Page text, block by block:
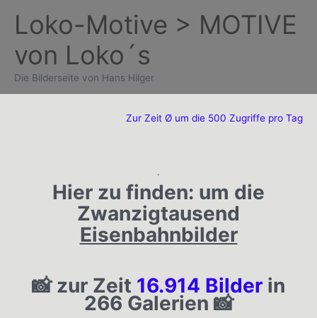
Loko-Motive > MOTIVE
von Loko´s
Die Bilderseite von Hans Hilger
Zur Zeit Ø um die 500 Zugriffe pro Tag
.
Hier zu finden: um die
Zwanzigtausend
Eisenbahnbilder
📸 zur Zeit 16.914 Bilder in
266 Galerien 📸